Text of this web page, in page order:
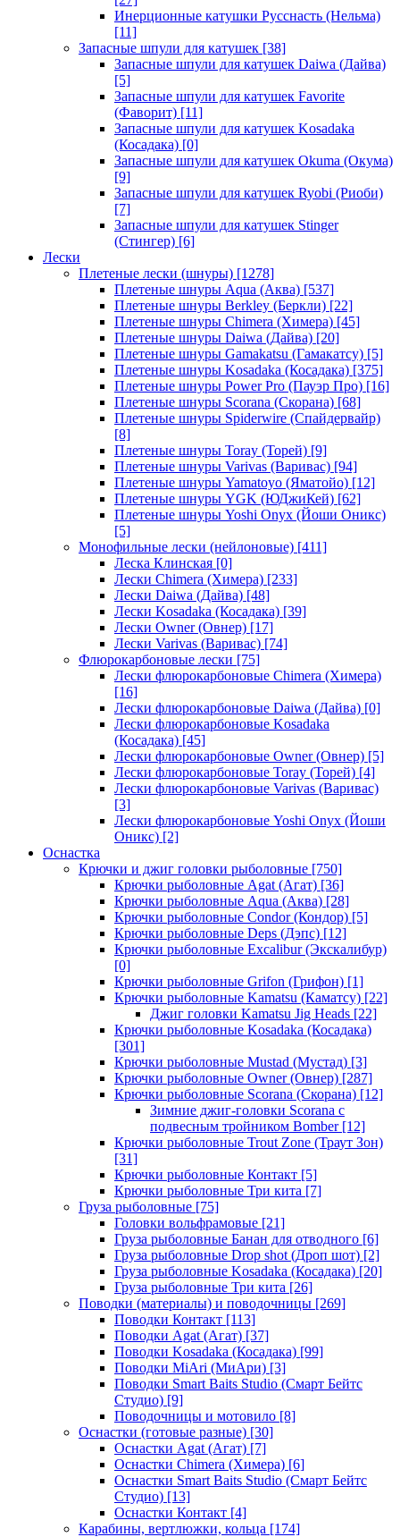
Инерционные катушки Русснасть (Нельма)
[11]
Запасные шпули для катушек [38]
Запасные шпули для катушек Daiwa (Дайва)
[5]
Запасные шпули для катушек Favorite
(Фаворит) [11]
Запасные шпули для катушек Kosadaka
(Косадака) [0]
Запасные шпули для катушек Okuma (Окума)
[9]
Запасные шпули для катушек Ryobi (Риоби)
[7]
Запасные шпули для катушек Stinger
(Стингер) [6]
Лески
Плетеные лески (шнуры) [1278]
Плетеные шнуры Aqua (Аква) [537]
Плетеные шнуры Berkley (Беркли) [22]
Плетеные шнуры Chimera (Химера) [45]
Плетеные шнуры Daiwa (Дайва) [20]
Плетеные шнуры Gamakatsu (Гамакатсу) [5]
Плетеные шнуры Kosadaka (Косадака) [375]
Плетеные шнуры Power Pro (Пауэр Про) [16]
Плетеные шнуры Scorana (Скорана) [68]
Плетеные шнуры Spiderwire (Спайдервайр)
[8]
Плетеные шнуры Toray (Торей) [9]
Плетеные шнуры Varivas (Варивас) [94]
Плетеные шнуры Yamatoyo (Яматойо) [12]
Плетеные шнуры YGK (ЮДжиКей) [62]
Плетеные шнуры Yoshi Onyx (Йоши Оникс)
[5]
Монофильные лески (нейлоновые) [411]
Леска Клинская [0]
Лески Chimera (Химера) [233]
Лески Daiwa (Дайва) [48]
Лески Kosadaka (Косадака) [39]
Лески Owner (Овнер) [17]
Лески Varivas (Варивас) [74]
Флюрокарбоновые лески [75]
Лески флюрокарбоновые Chimera (Химера)
[16]
Лески флюрокарбоновые Daiwa (Дайва) [0]
Лески флюрокарбоновые Kosadaka
(Косадака) [45]
Лески флюрокарбоновые Owner (Овнер) [5]
Лески флюрокарбоновые Toray (Торей) [4]
Лески флюрокарбоновые Varivas (Варивас)
[3]
Лески флюрокарбоновые Yoshi Onyx (Йоши
Оникс) [2]
Оснастка
Крючки и джиг головки рыболовные [750]
Крючки рыболовные Agat (Агат) [36]
Крючки рыболовные Aqua (Аква) [28]
Крючки рыболовные Condor (Кондор) [5]
Крючки рыболовные Deps (Дэпс) [12]
Крючки рыболовные Excalibur (Экскалибур)
[0]
Крючки рыболовные Grifon (Грифон) [1]
Крючки рыболовные Kamatsu (Каматсу) [22]
Джиг головки Kamatsu Jig Heads [22]
Крючки рыболовные Kosadaka (Косадака)
[301]
Крючки рыболовные Mustad (Мустад) [3]
Крючки рыболовные Owner (Овнер) [287]
Крючки рыболовные Scorana (Скорана) [12]
Зимние джиг-головки Scorana с
подвесным тройником Bomber[12]
Крючки рыболовные Trout Zone (Траут Зон)
[31]
Крючки рыболовные Контакт [5]
Крючки рыболовные Три кита [7]
Груза рыболовные [75]
Головки вольфрамовые [21]
Груза рыболовные Банан для отводного [6]
Груза рыболовные Drop shot (Дроп шот) [2]
Груза рыболовные Kosadaka (Косадака) [20]
Груза рыболовные Три кита [26]
Поводки (материалы) и поводочницы [269]
Поводки Контакт [113]
Поводки Agat (Агат) [37]
Поводки Kosadaka (Косадака) [99]
Поводки MiAri (МиАри) [3]
Поводки Smart Baits Studio (Смарт Бейтс
Студио) [9]
Поводочницы и мотовило [8]
Оснастки (готовые разные) [30]
Оснастки Agat (Агат) [7]
Оснастки Chimera (Химера) [6]
Оснастки Smart Baits Studio (Смарт Бейтс
Студио) [13]
Оснастки Контакт [4]
Карабины, вертлюжки, кольца [174]